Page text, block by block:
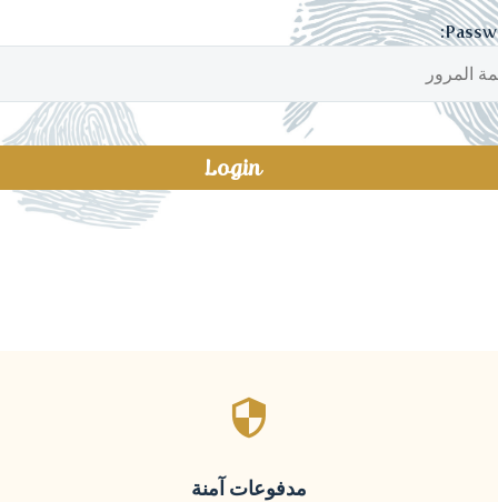
مدفوعات آمنة